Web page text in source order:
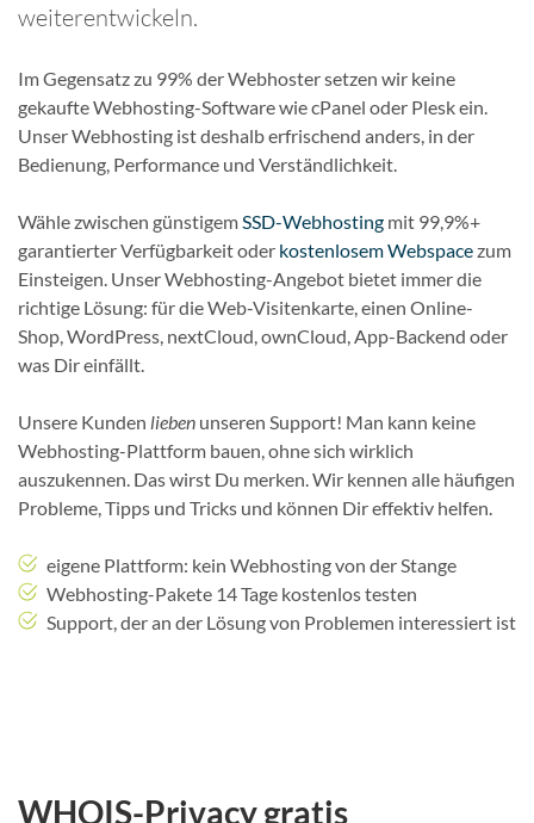
weiterentwickeln.
Im Gegensatz zu 99% der Webhoster setzen wir keine
gekaufte Webhosting-Software wie cPanel oder Plesk ein.
Unser Webhosting ist deshalb erfrischend anders, in der
Bedienung, Performance und Verständlichkeit.
Wähle zwischen günstigem SSD-Webhosting mit 99,9%+
garantierter Verfügbarkeit oder kostenlosem Webspacezum
Einsteigen. Unser Webhosting-Angebot bietet immer die
richtige Lösung: für die Web-Visitenkarte, einen Online-
Shop, WordPress, nextCloud, ownCloud, App-Backend oder
was Dir einfällt.
Unsere Kunden lieben unseren Support! Man kann keine
Webhosting-Plattform bauen, ohne sich wirklich
auszukennen. Das wirst Du merken. Wir kennen alle häufigen
Probleme, Tipps und Tricks und können Dir effektiv helfen.
eigene Plattform: kein Webhosting von der Stange
Webhosting-Pakete 14 Tage kostenlos testen
Support, der an der Lösung von Problemen interessiert ist
WHOIS-Privacy gratis